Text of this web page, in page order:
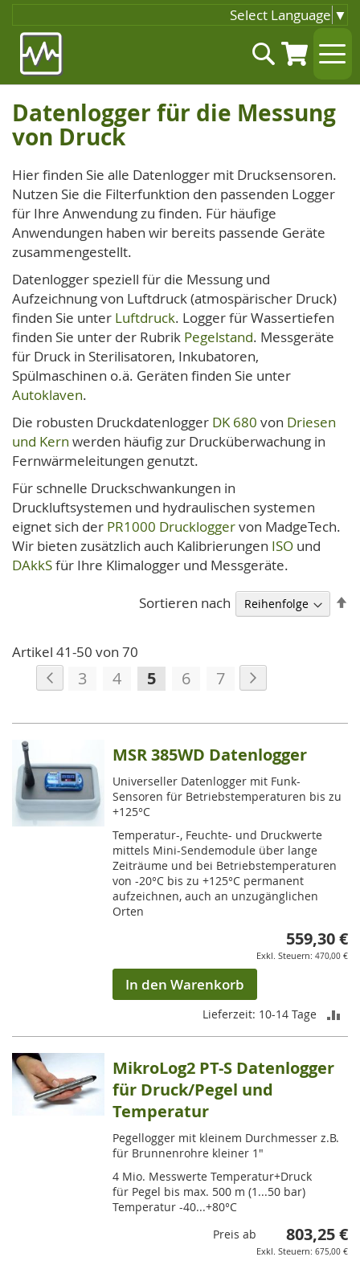
Select Language ▼
Inhalt
springen
Suche
Datenlogger für die Messung
von Druck
Hier finden Sie alle Datenlogger mit Drucksensoren.
Nutzen Sie die Filterfunktion den passenden Logger
für Ihre Anwendung zu finden. Für häufige
Anwendungen haben wir bereits passende Geräte
zusammengestellt.
Datenlogger speziell für die Messung und
Aufzeichnung von Luftdruck (atmospärischer Druck)
finden Sie unter Luftdruck. Logger für Wassertiefen
finden Sie unter der Rubrik Pegelstand. Messgeräte
für Druck in Sterilisatoren, Inkubatoren,
Spülmaschinen o.ä. Geräten finden Sie unter
Autoklaven.
Die robusten Druckdatenlogger DK 680 von Driesen
und Kern werden häufig zur Drucküberwachung in
Fernwärmeleitungen genutzt.
Für schnelle Druckschwankungen in
Druckluftsystemen und hydraulischen systemen
eignet sich der PR1000 Druckloggervon MadgeTech.
Wir bieten zusätzlich auch Kalibrierungen ISO und
DAkkSfür Ihre Klimalogger und Messgeräte.
Artikel 41-50 von 70
Seite
Seite
Zurück
Seite
3 Seite
4
Sie
gerade
die
Seite
5 Seite
6 Seite
7
Sortieren nach
MSR 385WD Datenlogger
Universeller Datenlogger mit Funk-
Sensoren für Betriebstemperaturen bis zu
+125°C
Temperatur-, Feuchte- und Druckwerte
mittels Mini-Sendemodule über lange
Zeiträume und bei Betriebstemperaturen
von -20°C bis zu +125°C permanent
aufzeichnen, auch an unzugänglichen
Orten
559,30 €
470,00 €
In den Warenkorb
Lieferzeit: 10-14 Tage
MikroLog2 PT-S Datenlogger
für Druck/Pegel und
Temperatur
Pegellogger mit kleinem Durchmesser z.B.
für Brunnenrohre kleiner 1"
4 Mio. Messwerte Temperatur+Druck
für Pegel bis max. 500 m (1...50 bar)
Temperatur -40...+80°C
803,25 €
675,00 €
Preis ab